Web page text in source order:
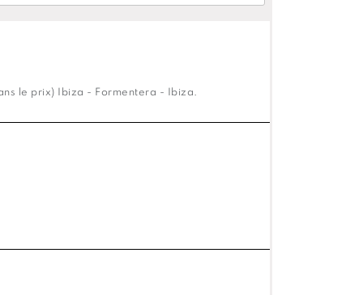
le prix) Ibiza - Formentera - Ibiza.